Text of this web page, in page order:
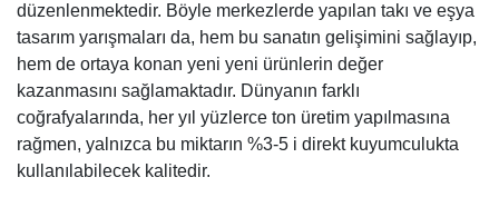
düzenlenmektedir. Böyle merkezlerde yapılan takı ve eşya
tasarım yarışmaları da, hem bu sanatın gelişimini sağlayıp,
hem de ortaya konan yeni yeni ürünlerin değer
kazanmasını sağlamaktadır. Dünyanın farklı
coğrafyalarında, her yıl yüzlerce ton üretim yapılmasına
rağmen, yalnızca bu miktarın %3-5 i direkt kuyumculukta
kullanılabilecek kalitedir.